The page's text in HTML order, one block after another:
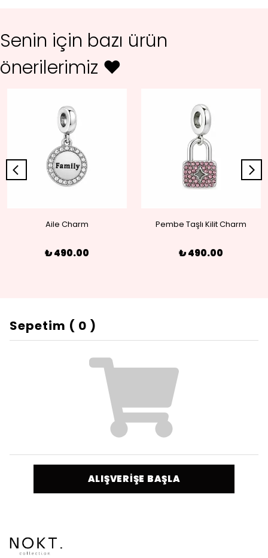
Senin için bazı ürün
önerilerimiz ♥
Aile Charm
₺ 490.00
Pembe Taşlı Kilit Charm
₺ 490.00
Sepetim ( 0 )
ALIŞVERİŞE BAŞLA